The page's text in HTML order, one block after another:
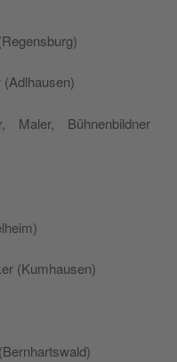
Maler, Büh­nen­bild­ner
(Kumhausen)